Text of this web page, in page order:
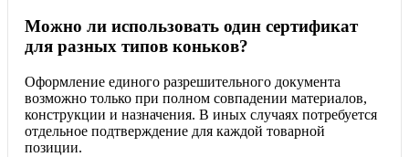
Можно ли использовать один сертификат
для разных типов коньков?
Оформление единого разрешительного документа
возможно только при полном совпадении материалов,
конструкции и назначения. В иных случаях потребуется
отдельное подтверждение для каждой товарной
позиции.